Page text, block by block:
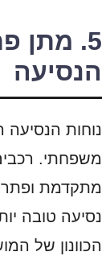
5. מתן
הנסיעה
נוחות הנסיעה
משפחתי.
מתקדמת
נסיעה טובה
הכוונון של